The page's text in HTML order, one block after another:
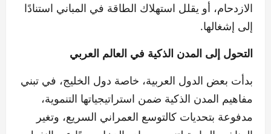
الازدحام، أو يقلل استهلاك الطاقة في المباني استنادًا
إلى إشغالها.
التحول إلى المدن الذكية في العالم العربي
بدأت بعض الدول العربية، خاصة دول الخليج، في تبني
مفاهيم المدن الذكية ضمن استراتيجياتها التنموية،
مدفوعة بتحديات كالتوسع العمراني السريع، وتغير